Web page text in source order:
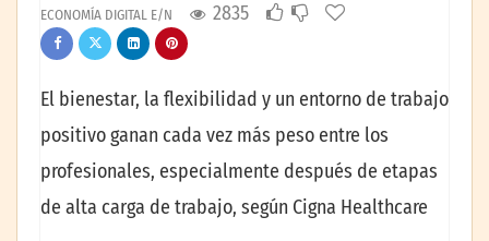
ECONOMÍA DIGITAL E/N 2835
El bienestar, la flexibilidad y un entorno de trabajo
positivo ganan cada vez más peso entre los
profesionales, especialmente después de etapas
de alta carga de trabajo, según Cigna Healthcare